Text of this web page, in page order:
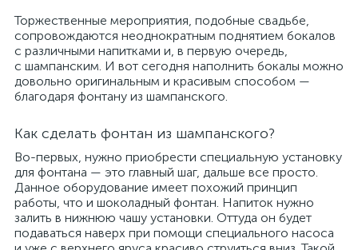
Торжественные мероприятия, подобные свадьбе,
сопровождаются неоднократным поднятием бокалов
с различными напитками и, в первую очередь,
с шампанским. И вот сегодня наполнить бокалы можно
довольно оригинальным и красивым способом —
благодаря фонтану из шампанского.
Как сделать фонтан из шампанского?
Во-первых, нужно приобрести специальную установку
для фонтана — это главный шаг, дальше все просто.
Данное оборудование имеет похожий принцип
работы, что и шоколадный фонтан. Напиток нужно
залить в нижнюю чашу установки. Оттуда он будет
подаваться наверх при помощи специального насоса